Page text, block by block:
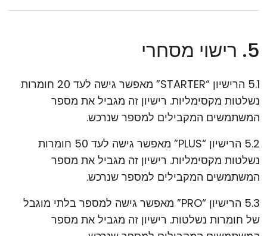
5. רישוי מסחרי
5.1 הרישיון “STARTER” מאפשר גישה לעד 20 חומרות
נשלטות מקסימליות. רישיון זה מגביל את מספר
המשתמשים המקבילים למספר שנרכש.
5.2 הרישיון “PLUS” מאפשר גישה לעד 50 חומרות
נשלטות מקסימליות. רישיון זה מגביל את מספר
המשתמשים המקבילים למספר שנרכש.
5.3 הרישיון “PRO” מאפשר גישה למספר בלתי מוגבל
של חומרות נשלטות. רישיון זה מגביל את מספר